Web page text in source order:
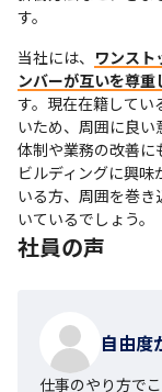
す。
当社には、 ワンスト
ンバーが互いを尊
す。現在在籍してい
いため、周囲に良い
体制や業務の改善に
ビルディングに興味
いる方、周囲を巻
いているでしょう。
社員の声
自由度
仕事のやり方で